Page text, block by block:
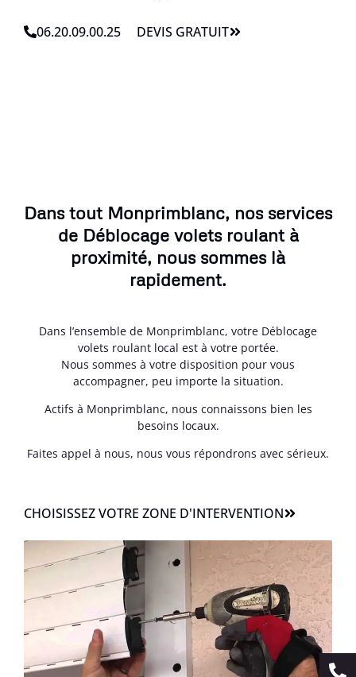
06.20.09.00.25 DEVIS GRATUIT
Dans tout Monprimblanc, nos services
de Déblocage volets roulant à
proximité, nous sommes là
rapidement.
Dans l’ensemble de Monprimblanc, votre Déblocage
volets roulant local est à votre portée.
Nous sommes à votre disposition pour vous
accompagner, peu importe la situation.
Actifs à Monprimblanc, nous connaissons bien les
besoins locaux.
Faites appel à nous, nous vous répondrons avec sérieux.
CHOISISSEZ VOTRE ZONE D'INTERVENTION